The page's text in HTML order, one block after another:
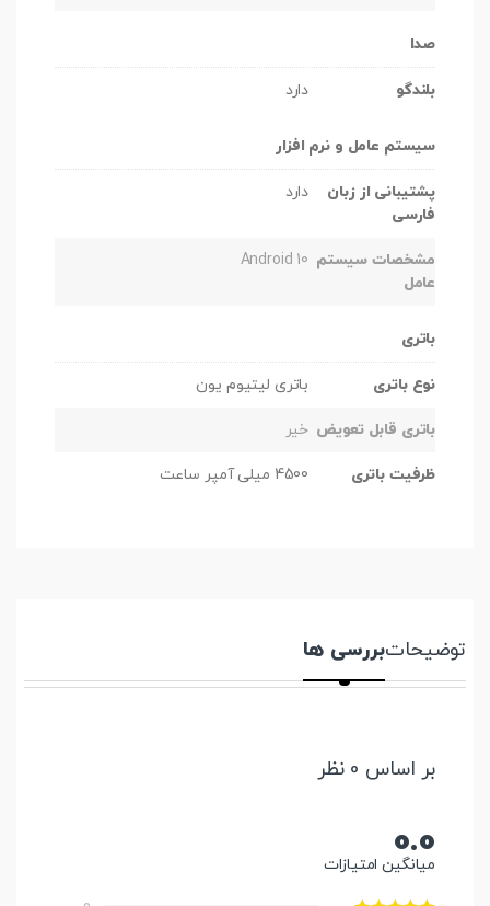
صدا
بلندگو دارد
سیستم عامل و نرم افزار
پشتیبانی از زبان
فارسی
دارد
مشخصات سیستم
عامل
Android 10
باتری
نوع باتری باتری لیتیوم یون
باتری قابل تعویض خیر
ظرفیت باتری 4500 میلی آمپر ساعت
توضیحاتبررسی ها
بر اساس 0 نظر
0.0
میانگین امتیازات